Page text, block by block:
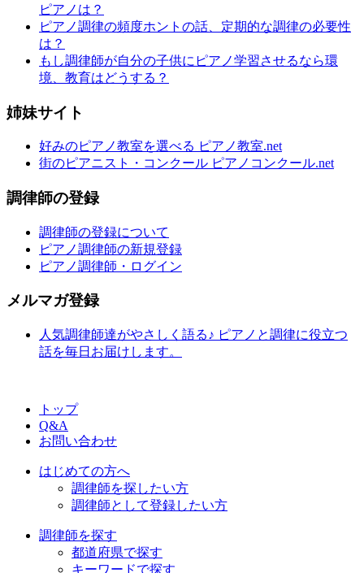
ピアノは？
ピアノ調律の頻度ホントの話、定期的な調律の必要性
は？
もし調律師が自分の子供にピアノ学習させるなら環
境、教育はどうする？
姉妹サイト
好みのピアノ教室を選べる ピアノ教室.net
街のピアニスト・コンクール ピアノコンクール.net
調律師の登録
調律師の登録について
ピアノ調律師の新規登録
ピアノ調律師・ログイン
メルマガ登録
人気調律師達がやさしく語る♪ ピアノと調律に役立つ
話を毎日お届けします。
トップ
Q&A
お問い合わせ
はじめての方へ
調律師を探したい方
調律師として登録したい方
調律師を探す
都道府県で探す
キーワードで探す